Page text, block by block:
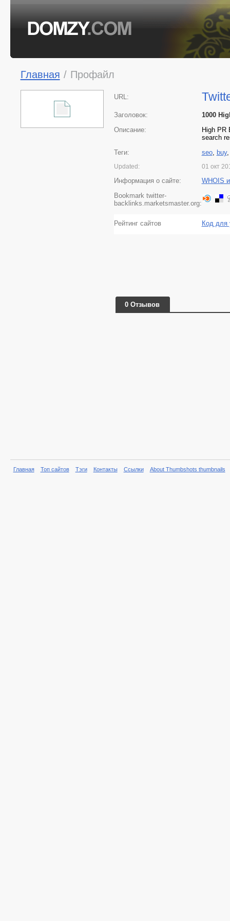
Главная / Профайл
URL:
Заголовок:
1000
Описание:
High PR
search
Теги:
seo, buy
Updated: 01 окт
Информация о сайте:
WHOIS
Bookmark twitter-
backlinks.marketsmaster.org:
Рейтинг сайтов Код для
0 Отзывов
Главная Топ сайтов Тэги Контакты Ссылки About Thumbshots thumbnails